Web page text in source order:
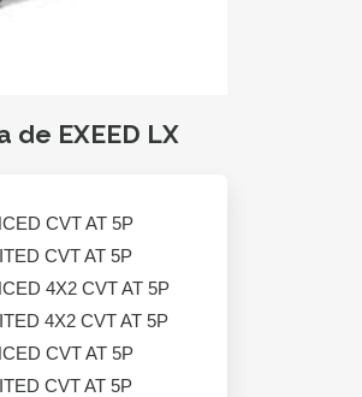
de EXEED LX
CVT AT 5P
CVT AT 5P
4X2 CVT AT 5P
4X2 CVT AT 5P
CVT AT 5P
CVT AT 5P